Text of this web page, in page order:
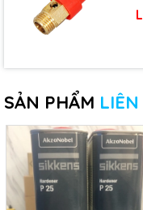
SẢN PHẨM